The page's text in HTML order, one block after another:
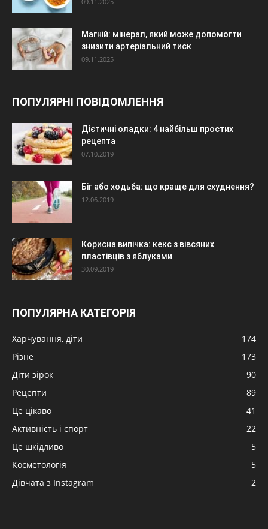
Магній: мінерал, який може допомогти
знизити артеріальний тиск
09.11.2025
ПОПУЛЯРНІ ПОВІДОМЛЕННЯ
Дієтичні оладки: 4 найбільш простих
рецепта
07.10.2019
Біг або ходьба: що краще для схуднення?
12.06.2019
Корисна випічка: кекс з вівсяних
пластівців з яблуками
30.09.2019
ПОПУЛЯРНА КАТЕГОРІЯ
Харчування, діти
174
Різне
173
Діти зірок
90
Рецепти
89
Це цікаво
41
Активність і спорт
22
Це шкідливо
5
Косметологія
5
Дівчата з Instagram
2